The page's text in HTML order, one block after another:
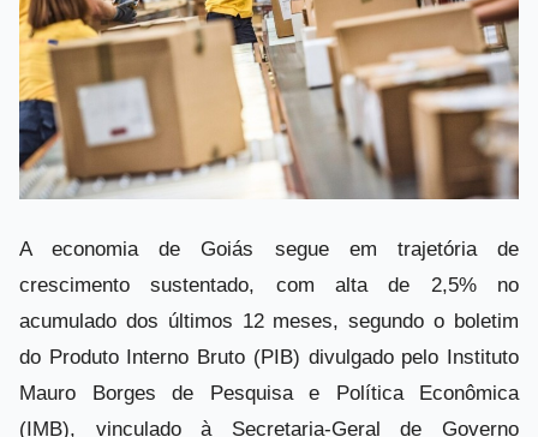
A economia de Goiás segue em trajetória de
crescimento sustentado, com alta de 2,5% no
acumulado dos últimos 12 meses, segundo o boletim
do Produto Interno Bruto (PIB) divulgado pelo Instituto
Mauro Borges de Pesquisa e Política Econômica
(IMB), vinculado à Secretaria-Geral de Governo